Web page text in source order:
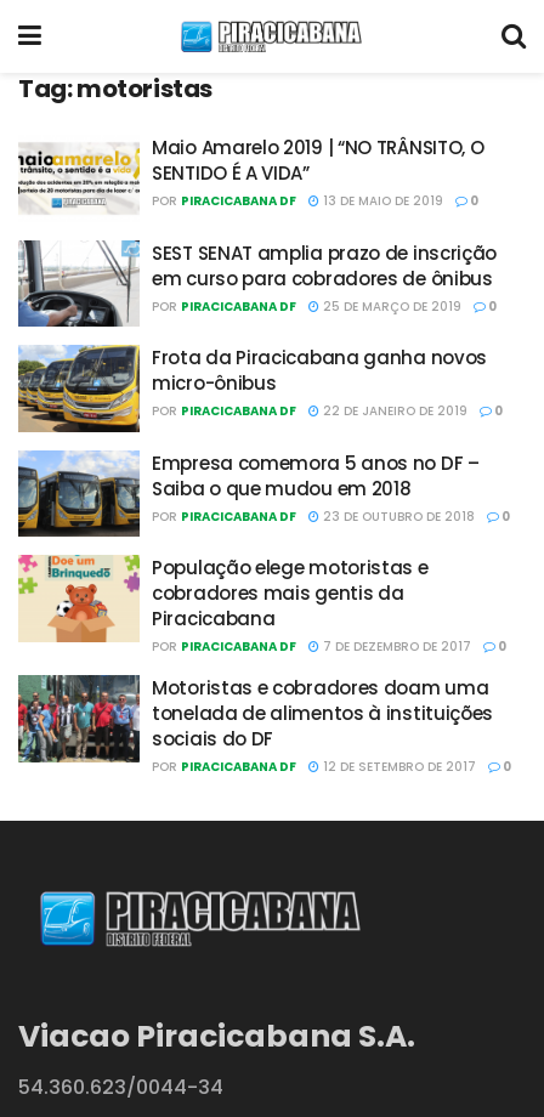
Tag:motoristas
Maio Amarelo 2019 | “NO TRÂNSITO, O
SENTIDO É A VIDA”
POR PIRACICABANA DF 13 DE MAIO DE 2019 0
SEST SENAT amplia prazo de inscrição
em curso para cobradores de ônibus
POR PIRACICABANA DF 25 DE MARÇO DE 2019 0
Frota da Piracicabana ganha novos
micro-ônibus
POR PIRACICABANA DF 22 DE JANEIRO DE 2019 0
Empresa comemora 5 anos no DF –
Saiba o que mudou em 2018
POR PIRACICABANA DF 23 DE OUTUBRO DE 2018 0
População elege motoristas e
cobradores mais gentis da
Piracicabana
POR PIRACICABANA DF 7 DE DEZEMBRO DE 2017 0
Motoristas e cobradores doam uma
tonelada de alimentos à instituições
sociais do DF
POR PIRACICABANA DF 12 DE SETEMBRO DE 2017 0
Viacao Piracicabana S.A.
54.360.623/0044-34